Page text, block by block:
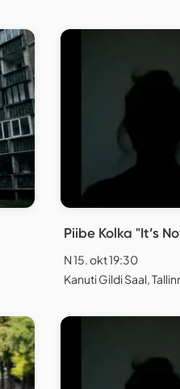
Piibe Kolka "It’s
N 15. okt 19:30
Kanuti Gildi Saal,